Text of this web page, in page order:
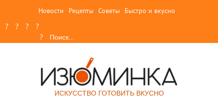
Новости Рецепты Советы Быстро и вкусно
ИСКУССТВО ГОТОВИТЬ ВКУСНО